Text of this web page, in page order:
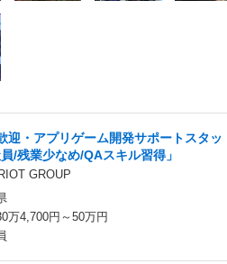
迎・アプリゲーム開発サポートスタッ
/残業少なめ/QAスキル習得」
GROUP
万4,700円～50万円